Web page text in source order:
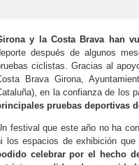
y la Costa Brava han
después de algunos
ciclistas. Gracias al
Brava Girona,
en la confianza de los
pruebas deportivas
festival que este año no ha
los espacios de exhibición
celebrar por el hecho